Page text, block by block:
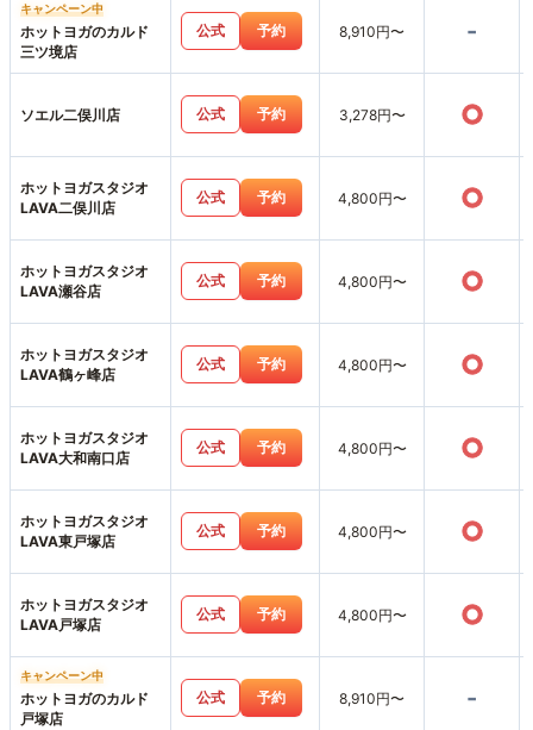
キャンペーン中
ホットヨガのカルド
三ツ境店
公式 予約 8,910円〜 -
ソエル二俣川店 公式 予約 3,278円〜 ○
ホットヨガスタジオ
LAVA二俣川店
公式 予約 4,800円〜 ○
ホットヨガスタジオ
LAVA瀬谷店
公式 予約 4,800円〜 ○
ホットヨガスタジオ
LAVA鶴ヶ峰店
公式 予約 4,800円〜 ○
ホットヨガスタジオ
LAVA大和南口店
公式 予約 4,800円〜 ○
ホットヨガスタジオ
LAVA東戸塚店
公式 予約 4,800円〜 ○
ホットヨガスタジオ
LAVA戸塚店
公式 予約 4,800円〜 ○
キャンペーン中
ホットヨガのカルド
戸塚店
公式 予約 8,910円〜 -